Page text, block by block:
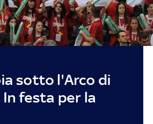
sotto l'Arco di
festa per la